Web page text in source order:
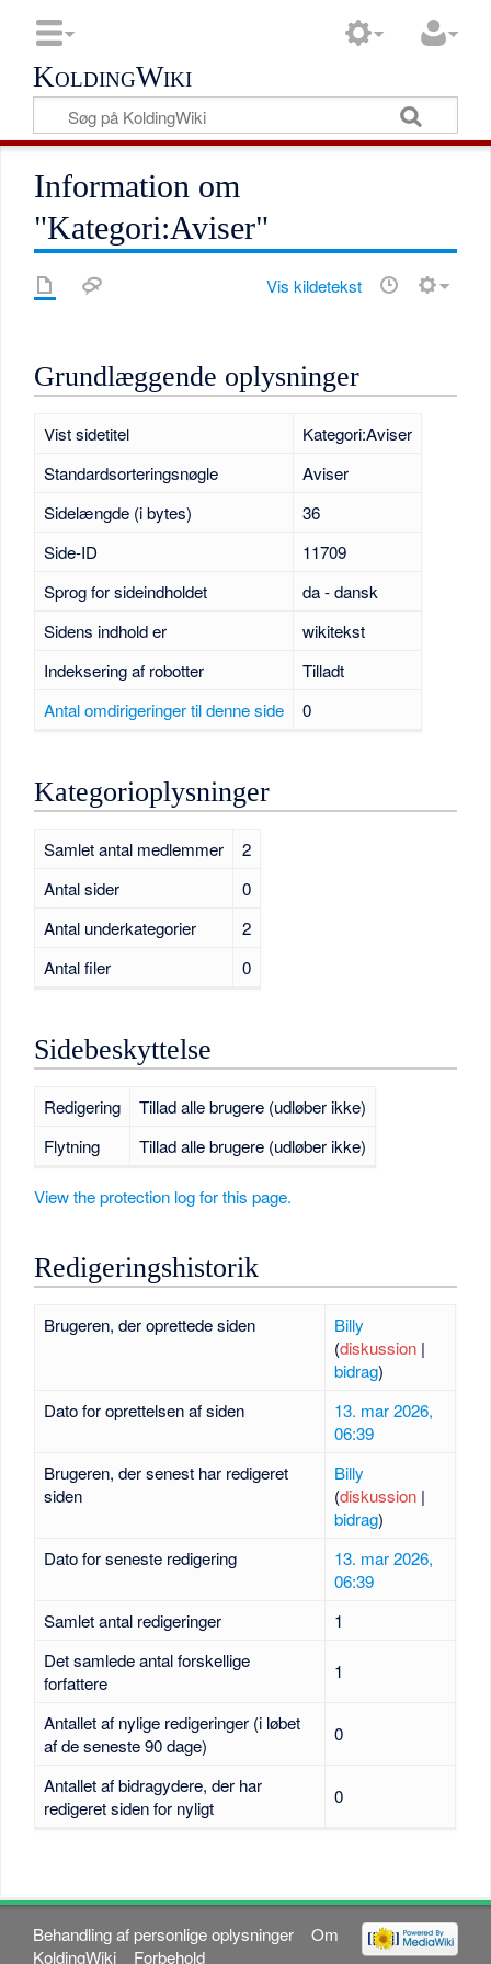
KoldingWiki
Information om
"Kategori:Aviser"
Vis kildetekst
Grundlæggende oplysninger
Vist sidetitel
Kategori:Aviser
Standardsorteringsnøgle
Aviser
Sidelængde (i bytes)
36
Side-ID
11709
Sprog for sideindholdet
da - dansk
Sidens indhold er
wikitekst
Indeksering af robotter
Tilladt
Antal omdirigeringer til denne side
0
Kategorioplysninger
Samlet antal medlemmer
2
Antal sider
0
Antal underkategorier
2
Antal filer
0
Sidebeskyttelse
Redigering
Tillad alle brugere (udløber ikke)
Flytning
Tillad alle brugere (udløber ikke)
View the protection log for this page.
Redigeringshistorik
Brugeren, der oprettede siden
Billy
(diskussion|
bidrag)
Dato for oprettelsen af siden
13. mar 2026,
06:39
Brugeren, der senest har redigeret
siden
Billy
(diskussion|
bidrag)
Dato for seneste redigering
13. mar 2026,
06:39
Samlet antal redigeringer
1
Det samlede antal forskellige
forfattere
1
Antallet af nylige redigeringer (i løbet
af de seneste 90 dage)
0
Antallet af bidragydere, der har
redigeret siden for nyligt
0
Behandling af personlige oplysninger
Om
KoldingWiki
Forbehold